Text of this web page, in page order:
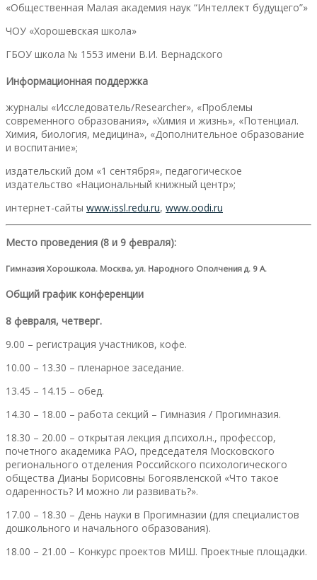
«Общественная Малая академия наук “Интеллект будущего”»
ЧОУ «Хорошевская школа»
ГБОУ школа № 1553 имени В.И. Вернадского
Информационная поддержка
журналы «Исследователь/Researcher», «Проблемы
современного образования», «Химия и жизнь», «Потенциал.
Химия, биология, медицина», «Дополнительное образование
и воспитание»;
издательский дом «1 сентября», педагогическое
издательство «Национальный книжный центр»;
интернет-сайты www.issl.redu.ru, www.oodi.ru
Место проведения (8 и 9 февраля):
Гимназия Хорошкола. Москва, ул. Народного Ополчения д. 9 А.
Общий график конференции
8 февраля, четверг.
9.00 – регистрация участников, кофе.
10.00 – 13.30 – пленарное заседание.
13.45 – 14.15 – обед.
14.30 – 18.00 – работа секций – Гимназия / Прогимназия.
18.30 – 20.00 – открытая лекция д.психол.н., профессор,
почетного академика РАО, председателя Московского
регионального отделения Российского психологического
общества Дианы Борисовны Богоявленской «Что такое
одаренность? И можно ли развивать?».
17.00 – 18.30 – День науки в Прогимназии (для специалистов
дошкольного и начального образования).
18.00 – 21.00 – Конкурс проектов МИШ. Проектные площадки.